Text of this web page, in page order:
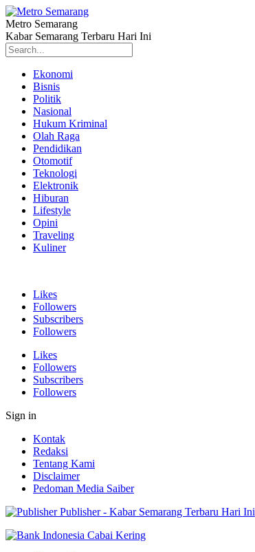
Metro Semarang
Kabar Semarang Terbaru Hari Ini
Ekonomi
Bisnis
Politik
Nasional
Hukum Kriminal
Olah Raga
Pendidikan
Otomotif
Teknologi
Elektronik
Hiburan
Lifestyle
Opini
Traveling
Kuliner
Likes
Followers
Subscribers
Followers
Likes
Followers
Subscribers
Followers
Sign in
Kontak
Redaksi
Tentang Kami
Disclaimer
Pedoman Media Saiber
Publisher - Kabar Semarang Terbaru Hari Ini